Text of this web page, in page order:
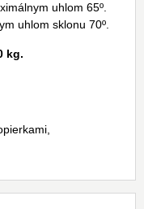
uhlom 65º.
uhlom sklonu 70º.
kg.